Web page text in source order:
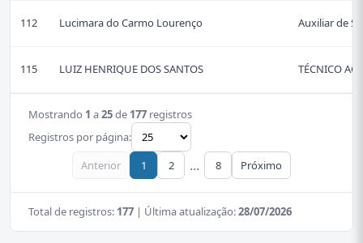
112 Lucimara do Carmo Lourenço Auxiliar de
115 LUIZ HENRIQUE DOS SANTOS TÉCNICO
Mostrando 1 a25de 177 registros
Registros por página:
Anterior
1 2 ... 8 Próximo
Total de registros: 177 | Última atualização:28/07/2026